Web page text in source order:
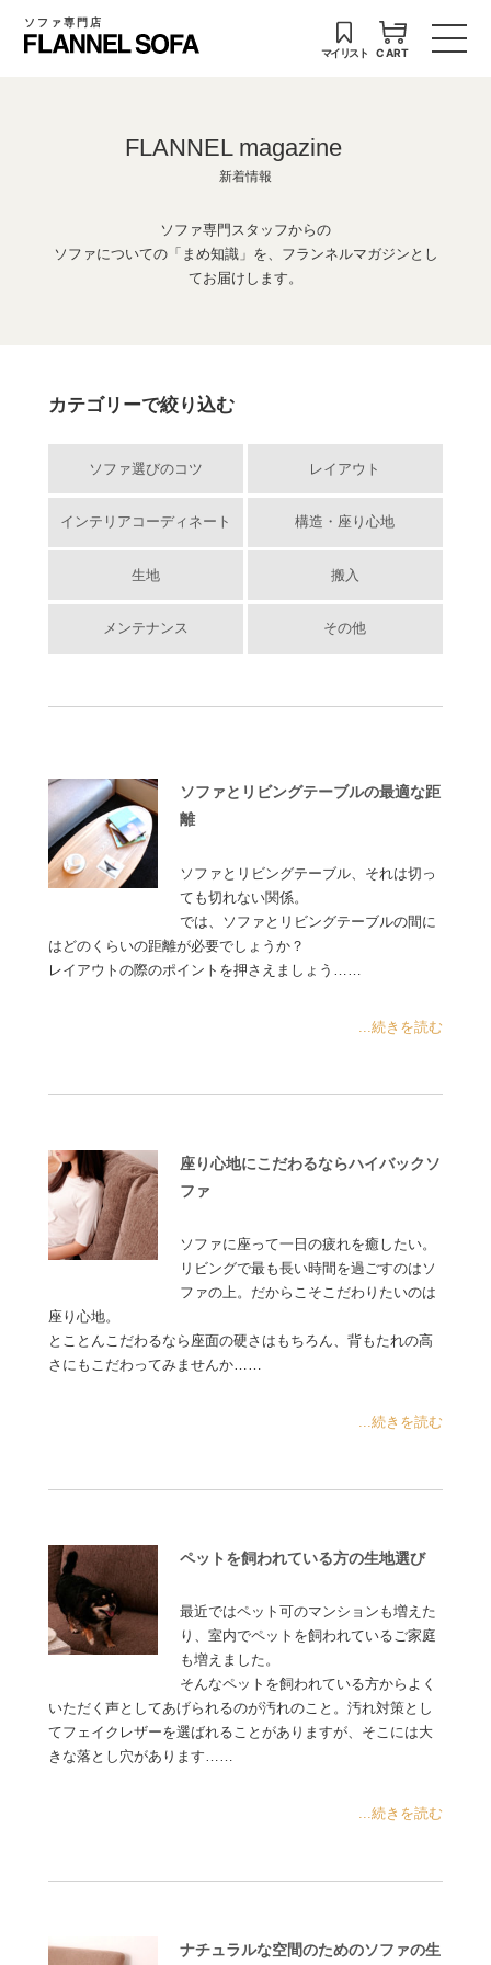
ソファ専門店
マイリスト CART
FLANNEL magazine
新着情報
ソファ専門スタッフからの
ソファについての「まめ知識」を、フランネルマガジンとし
てお届けします。
カテゴリーで絞り込む
ソファ選びのコツ レイアウト
インテリアコーディネート 構造・座り心地
生地 搬入
メンテナンス その他
ソファとリビングテーブルの最適な距
離
ソファとリビングテーブル、それは切っ
ても切れない関係。
では、ソファとリビングテーブルの間に
はどのくらいの距離が必要でしょうか？
レイアウトの際のポイントを押さえましょう……
...続きを読む
座り心地にこだわるならハイバックソ
ファ
ソファに座って一日の疲れを癒したい。
リビングで最も長い時間を過ごすのはソ
ファの上。だからこそこだわりたいのは
座り心地。
とことんこだわるなら座面の硬さはもちろん、背もたれの高
さにもこだわってみませんか……
...続きを読む
ペットを飼われている方の生地選び
最近ではペット可のマンションも増えた
り、室内でペットを飼われているご家庭
も増えました。
そんなペットを飼われている方からよく
いただく声としてあげられるのが汚れのこと。汚れ対策とし
てフェイクレザーを選ばれることがありますが、そこには大
きな落とし穴があります……
...続きを読む
ナチュラルな空間のためのソファの生